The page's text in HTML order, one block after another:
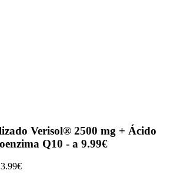
Verisol® 2500 mg + Ácido
Q10 - a 9.99€
3.99€